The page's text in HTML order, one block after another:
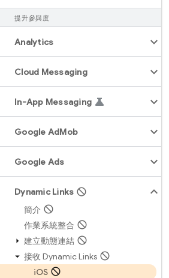
提升參與度
Analytics
Cloud Messaging
In-App Messaging
Google AdMob
Google Ads
Dynamic Links
簡介
作業系統整合
建立動態連結
接收 Dynamic Links
iOS